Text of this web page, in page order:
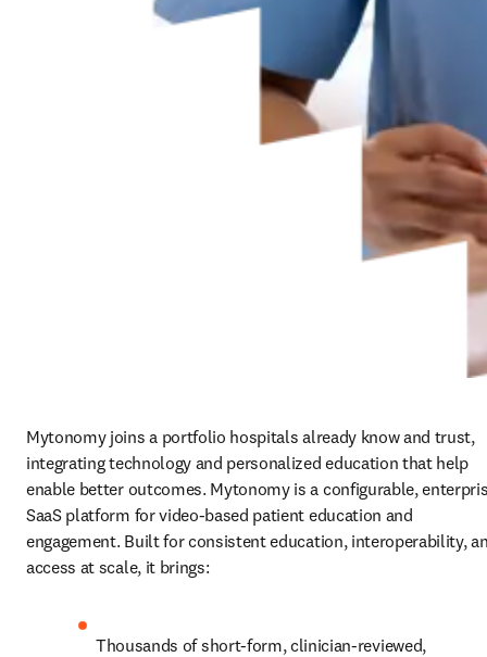
Mytonomy joins a portfolio hospitals already know and trust,
integrating technology and personalized education that help
enable better outcomes. Mytonomy is a configurable,
SaaS platform for video‑based patient education and
engagement. Built for consistent education, interoperability,
access at scale, it brings:
Thousands of short‑form, clinician‑reviewed,